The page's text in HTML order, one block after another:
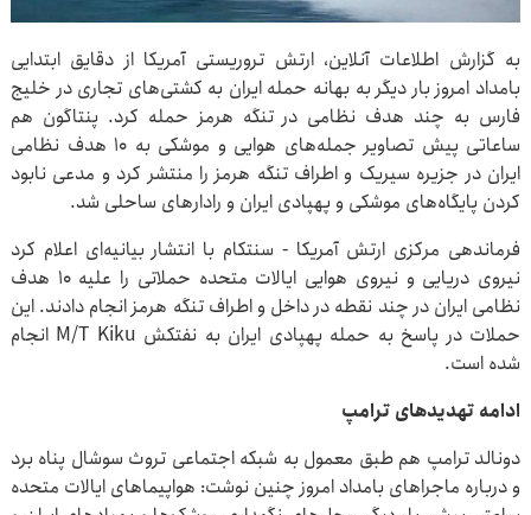
به گزارش اطلاعات آنلاین، ارتش تروریستی آمریکا از دقایق ابتدایی
بامداد امروز بار دیگر به بهانه حمله ایران به کشتی‌های تجاری در خلیج
فارس به چند هدف نظامی در تنگه هرمز حمله کرد. پنتاگون هم
ساعاتی پیش تصاویر جمله‌های هوایی و موشکی به ۱۰ هدف نظامی
ایران در جزیره سیریک و اطراف تنگه هرمز را منتشر کرد و مدعی نابود
کردن پایگاه‌های موشکی و پهپادی ایران و رادارهای ساحلی شد.
فرماندهی مرکزی ارتش آمریکا - سنتکام با انتشار بیانیه‌ای اعلام کرد
نیروی دریایی و نیروی هوایی ایالات متحده حملاتی را علیه ۱۰ هدف
نظامی ایران در چند نقطه در داخل و اطراف تنگه هرمز انجام دادند. این
حملات در پاسخ به حمله پهپادی ایران به نفتکش M/T Kiku انجام
شده است.
ادامه تهدیدهای ترامپ
دونالد ترامپ هم طبق معمول به شبکه اجتماعی تروث سوشال پناه برد
و درباره ماجراهای بامداد امروز چنین نوشت: هواپیماهای ایالات متحده